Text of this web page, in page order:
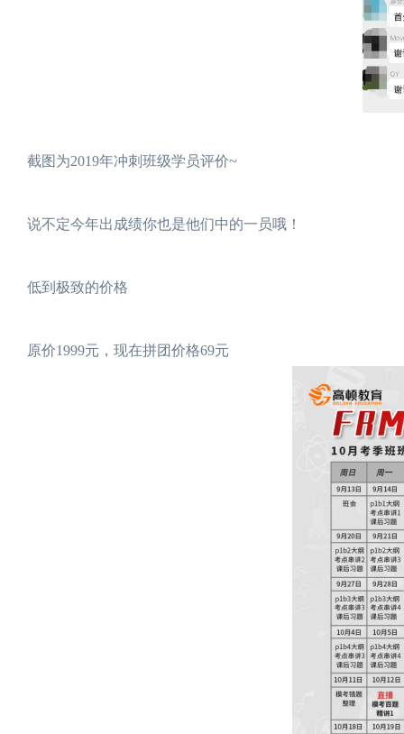
截图为2019年冲刺班级学员评价~
说不定今年出成绩你也是他们中的一员哦！
低到极致的价格
原价1999元，现在拼团价格69元